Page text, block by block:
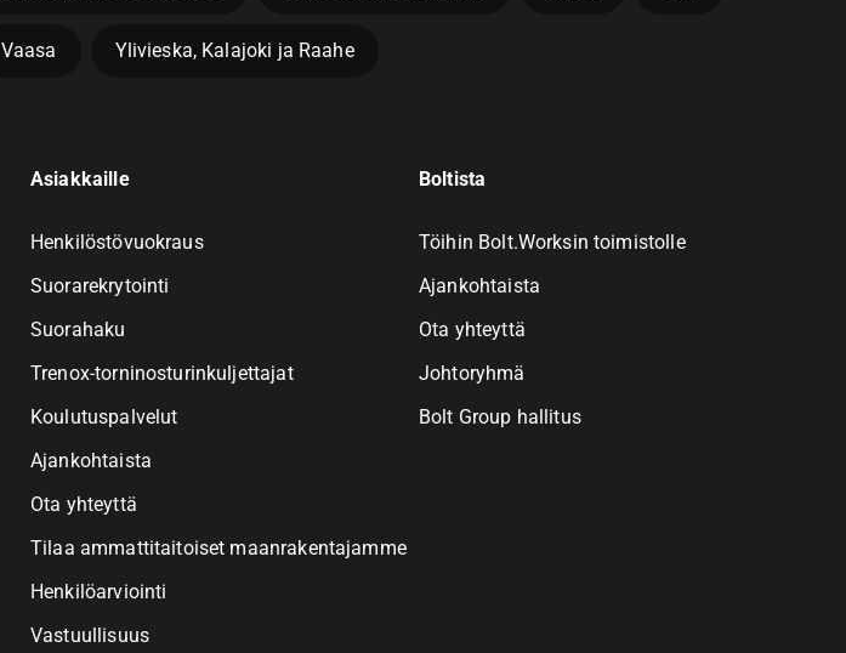
Vaasa Ylivieska, Kalajoki ja Raahe
Asiakkaille
Henkilöstövuokraus
Suorarekrytointi
Suorahaku
Trenox-torninosturinkuljettajat
Koulutuspalvelut
Ajankohtaista
Ota yhteyttä
Tilaa ammattitaitoiset maanrakentajamme
Henkilöarviointi
Vastuullisuus
Boltista
Töihin Bolt.Worksin toimistolle
Ajankohtaista
Ota yhteyttä
Johtoryhmä
Bolt Group hallitus